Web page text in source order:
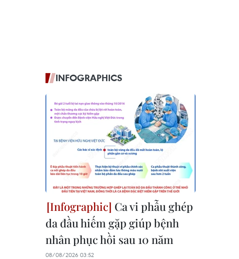
INFOGRAPHICS
Ca vi phẫu ghép
da đầu hiếm gặp giúp bệnh
nhân phục hồi sau 10 năm
08/08/2026 03:52